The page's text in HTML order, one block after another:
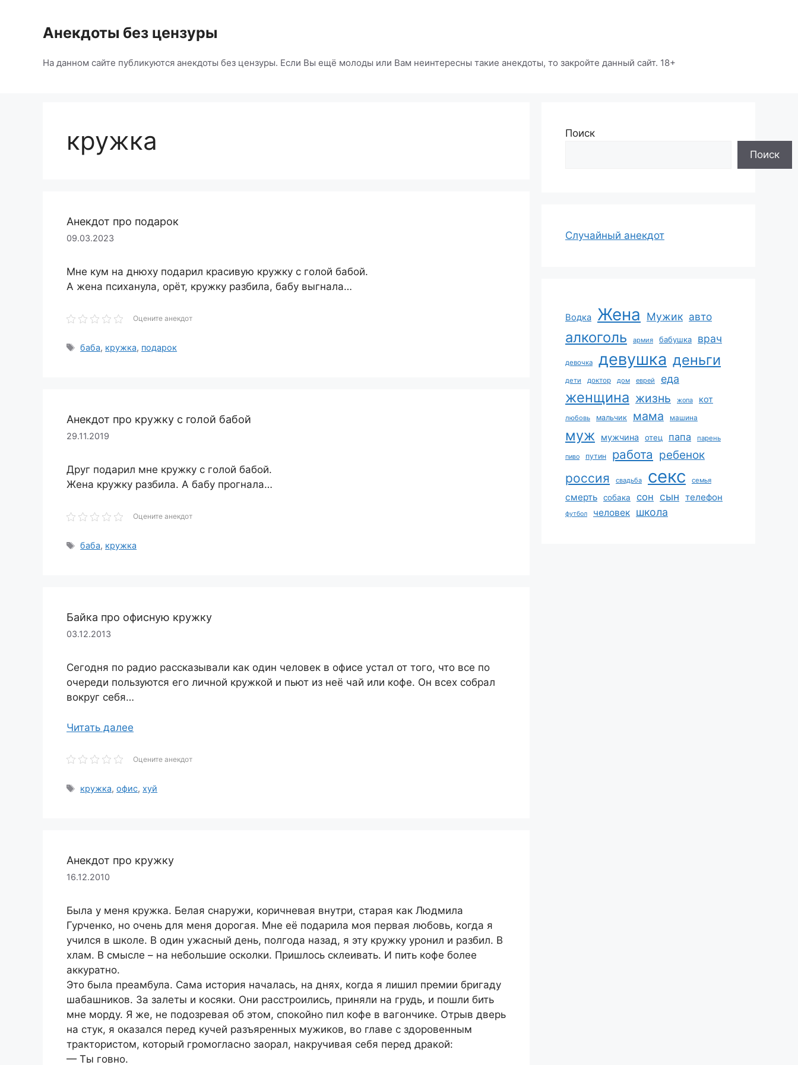
содержимомуАнекдоты без цензуры
На данном сайте публикуются анекдоты без цензуры. Если Вы ещё молоды или Вам неинтересны такие анекдоты, то закройте данный сайт. 18+
кружка
Анекдот про подарок
09.03.2023
Мне кум на днюху подарил красивую кружку с голой бабой.
А жена психанула, орёт, кружку разбила, бабу выгнала…
Оцените анекдот
Метки
баба, кружка, подарок
Анекдот про кружку с голой бабой
29.11.2019
Друг подарил мне кружку с голой бабой.
Жена кружку разбила. А бабу прогнала…
Оцените анекдот
Метки
баба, кружка
Байка про офисную кружку
03.12.2013
Сегодня по радио рассказывали как один человек в офисе устал от того, что все по
очереди пользуются его личной кружкой и пьют из неё чай или кофе. Он всех собрал
вокруг себя…
Читать далее
Оцените анекдот
Метки
кружка,офис,хуй
Анекдот про кружку
16.12.2010
Была у меня кружка. Белая снаружи, коричневая внутри, старая как Людмила
Гурченко, но очень для меня дорогая. Мне её подарила моя первая любовь, когда я
учился в школе. В один ужасный день, полгода назад, я эту кружку уронил и разбил. В
хлам. В смысле – на небольшие осколки. Пришлось склеивать. И пить кофе более
аккуратно.
Это была преамбула. Сама история началась, на днях, когда я лишил премии бригаду
шабашников. За залеты и косяки. Они расстроились, приняли на грудь, и пошли бить
мне морду. Я же, не подозревая об этом, спокойно пил кофе в вагончике. Отрыв дверь
на стук, я оказался перед кучей разъяренных мужиков, во главе с здоровенным
трактористом, который громогласно заорал, накручивая себя перед дракой:
— Ты говно.
Поиск
Поиск
Случайный анекдот
Водка Жена Мужик авто
алкоголь армия бабушка врач
девочка девушка деньги
дети доктор дом еврей еда
женщина жизнь жопа кот
любовь мальчик мама машина
муж мужчина отец папа парень
пиво путин работа ребенок
россия свадьба секс семья
смерть собака сон сын телефон
футбол человек школа